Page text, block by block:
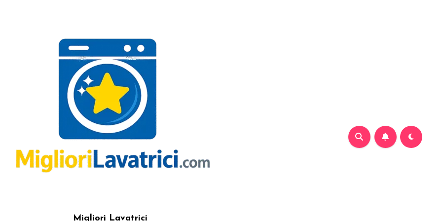
Migliori Lavatrici